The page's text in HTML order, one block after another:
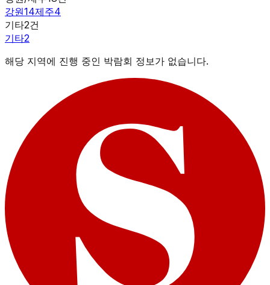
강원14제주4
기타2건
기타2
해당 지역에 진행 중인 박람회 정보가 없습니다.